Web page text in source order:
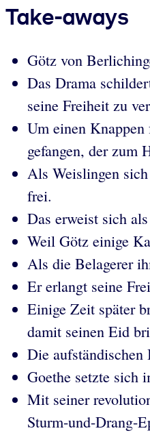
Take-aways
Götz von
Das Drama
seine Freiheit zu
Um einen
gefangen, der zum
Als Weislingen
frei.
Das erweist sich
Weil Götz einige
Als die Belagerer
Er erlangt seine
Einige Zeit später
damit seinen Eid
Die aufständischen
Goethe setzte sich
Mit seiner
Sturm-und-Drang-